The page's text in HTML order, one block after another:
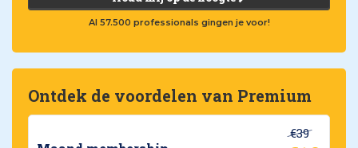
Al 57.500 professionals gingen je voor!
Ontdek de voordelen van Premium
€39